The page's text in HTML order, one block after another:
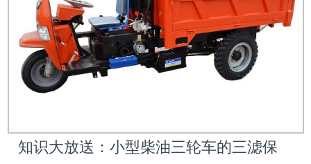
知识大放送：小型柴油三轮车的三滤保